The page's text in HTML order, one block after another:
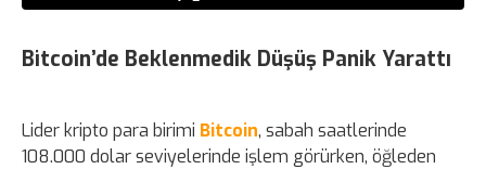
Bitcoin’de Beklenmedik Düşüş Panik Yarattı
Lider kripto para birimi Bitcoin, sabah saatlerinde
108.000 dolar seviyelerinde işlem görürken, öğleden